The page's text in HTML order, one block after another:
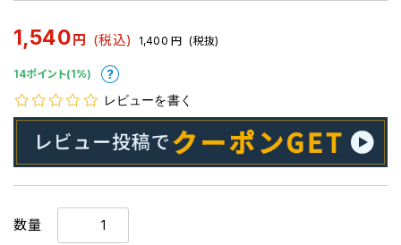
1,540 円 (税込) 1,400 円 (税抜)
14ポイント(1%)
レビューを書く
数量